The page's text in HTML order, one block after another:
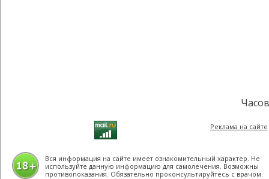
Реклама на сайте
Вся информация на сайте имеет ознакомительный характер. Не
используйте данную информацию для самолечения. Возможны
противопоказания. Обязательно проконсультируйтесь с врачом.